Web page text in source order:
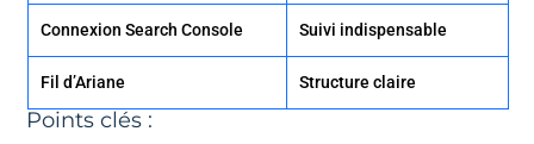
Connexion Search Console Suivi indispensable
Fil d’Ariane Structure claire
Points clés :